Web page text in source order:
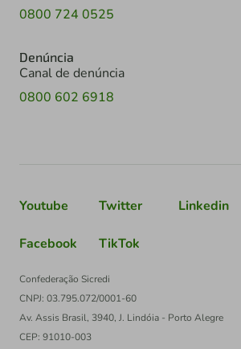
0800 724 0525
Denúncia
Canal de denúncia
0800 602 6918
Youtube Twitter Linkedin
Facebook TikTok
Confederação Sicredi
CNPJ: 03.795.072/0001-60
Av. Assis Brasil, 3940, J. Lindóia - Porto Alegre
CEP: 91010-003